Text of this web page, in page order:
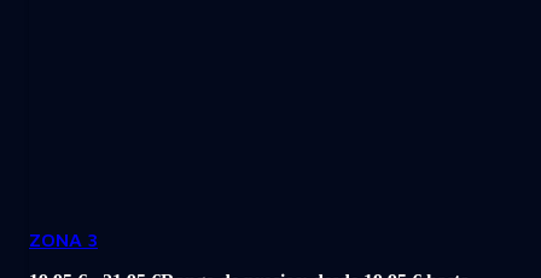
ZONA 3